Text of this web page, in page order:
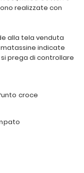
realizzate con
alla tela venduta
indicate
prega di controllare
croce